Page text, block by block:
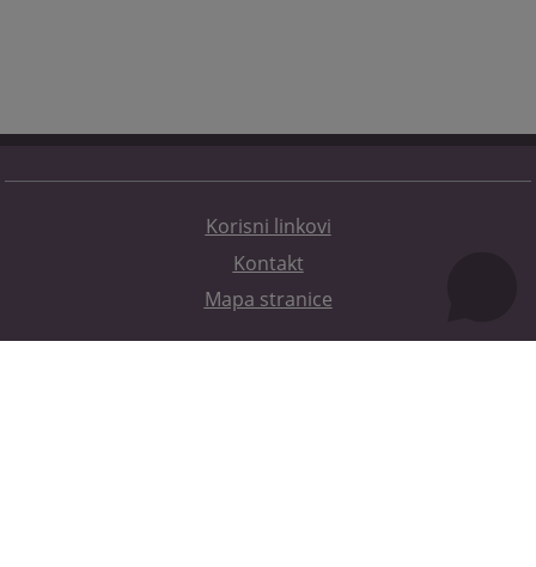
Korisni linkovi
Kontakt
Mapa stranice